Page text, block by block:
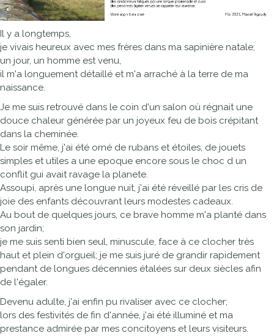
Il y a longtemps,
je vivais heureux avec mes frères dans ma sapinière natale;
un jour, un homme est venu,
il m'a longuement détaillé et m'a arraché à la terre de ma
naissance.
Je me suis retrouvé dans le coin d'un salon où régnait une
douce chaleur générée par un joyeux feu de bois crépitant
dans la cheminée.
Le soir même, j'ai été orné de rubans et étoiles, de jouets
simples et utiles a une epoque encore sous le choc d un
conflit gui avait ravage la planete.
Assoupi, après une longue nuit, j'ai été réveillé par les cris de
joie des enfants découvrant leurs modestes cadeaux.
Au bout de quelques jours, ce brave homme m'a planté dans
son jardin;
je me suis senti bien seul, minuscule, face à ce clocher très
haut et plein d'orgueil; je me suis juré de grandir rapidement
pendant de longues décennies étalées sur deux siècles afin
de l'égaler.
Devenu adulte, j'ai enfin pu rivaliser avec ce clocher;
lors des festivités de fin d'année, j'ai été illuminé et ma
prestance admirée par mes concitoyens et leurs visiteurs.